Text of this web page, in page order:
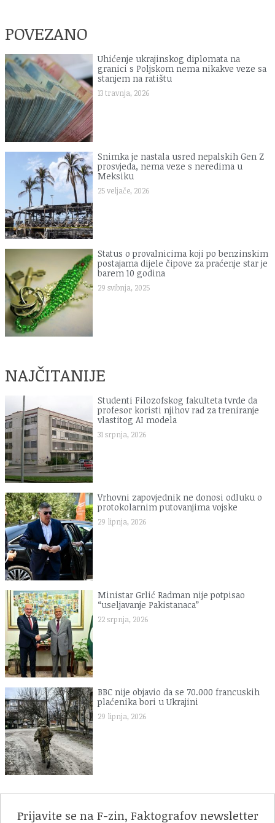
POVEZANO
Uhićenje ukrajinskog diplomata na
granici s Poljskom nema nikakve veze sa
stanjem na ratištu
13 travnja, 2026
Snimka je nastala usred nepalskih Gen Z
prosvjeda, nema veze s neredima u
Meksiku
25 veljače, 2026
Status o provalnicima koji po benzinskim
postajama dijele čipove za praćenje star je
barem 10 godina
29 svibnja, 2025
NAJČITANIJE
Studenti Filozofskog fakulteta tvrde da
profesor koristi njihov rad za treniranje
vlastitog AI modela
31 srpnja, 2026
Vrhovni zapovjednik ne donosi odluku o
protokolarnim putovanjima vojske
29 lipnja, 2026
Ministar Grlić Radman nije potpisao
“useljavanje Pakistanaca”
22 srpnja, 2026
BBC nije objavio da se 70.000 francuskih
plaćenika bori u Ukrajini
29 lipnja, 2026
Prijavite se na F-zin, Faktografov newsletter